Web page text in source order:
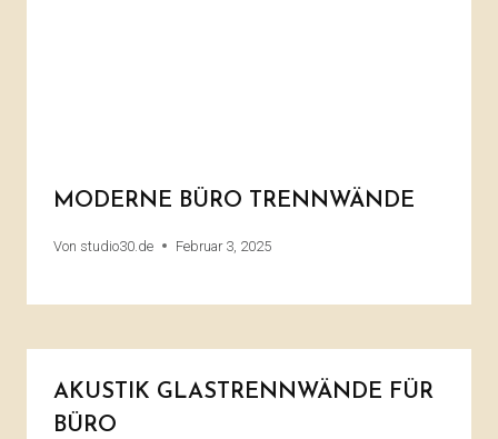
MODERNE BÜRO TRENNWÄNDE
Von studio30.de Februar 3, 2025
AKUSTIK GLASTRENNWÄNDE FÜR
BÜRO